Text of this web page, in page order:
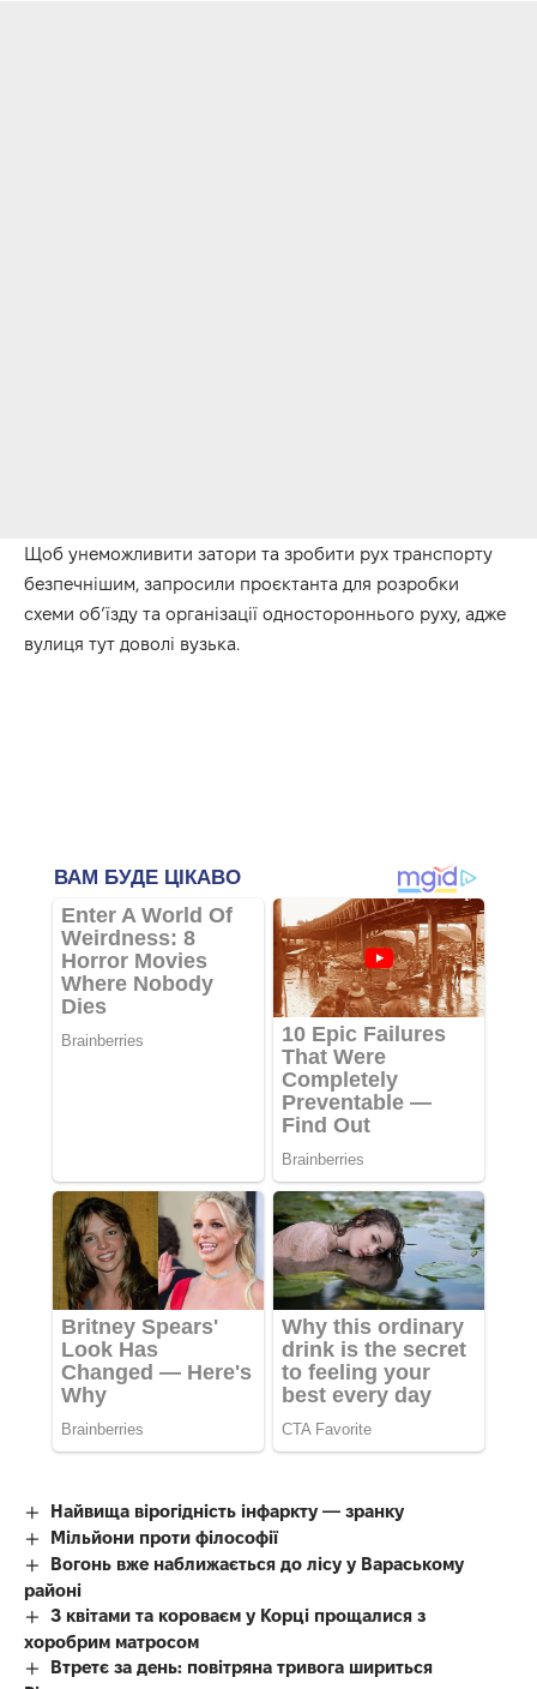
Щоб унеможливити затори та зробити рух транспорту
безпечнішим, запросили проєктанта для розробки
схеми об’їзду та організації одностороннього руху, адже
вулиця тут доволі вузька.
Найвища вірогідність інфаркту — зранку
Мільйони проти філософії
Вогонь вже наближається до лісу у Вараському
районі
З квітами та короваєм у Корці прощалися з
хоробрим матросом
Втретє за день: повітряна тривога шириться